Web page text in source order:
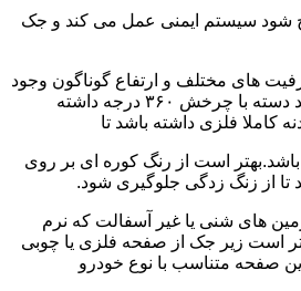
شود سیستم ایمنی عمل می کند و جک
های مختلف و ارتفاع گوناگون وجود
دارد.یک جک سوسماری باید دسته با چرخش ۳۶۰ درجه داشته
کاملا فلزی داشته باشد تا
باشد.بهتر است از رنگ کوره ای بر روی
تا از زنگ زدگی جلوگیری شود.
های شنی یا غیر آسفالت که نرم
است زیر جک از صفحه فلزی یا چوبی
صفحه متناسب با نوع خودرو